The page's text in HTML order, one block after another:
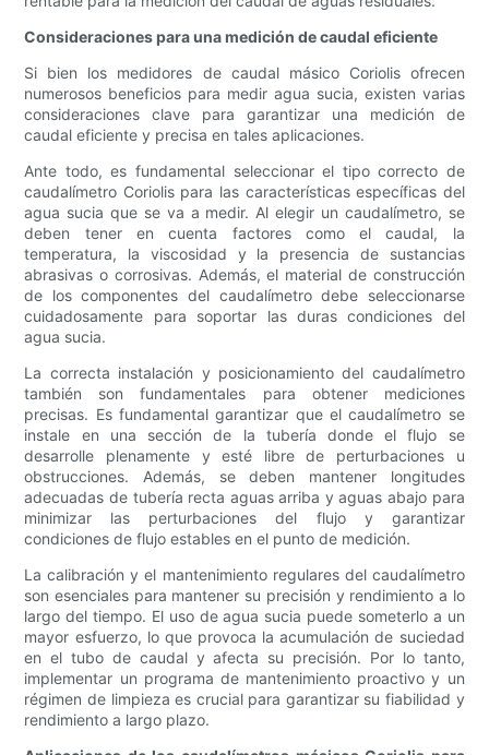
Consideraciones para una medición de caudal eficiente
Si bien los medidores de caudal másico Coriolis ofrecen
numerosos beneficios para medir agua sucia, existen varias
consideraciones clave para garantizar una medición de
caudal eficiente y precisa en tales aplicaciones.
Ante todo, es fundamental seleccionar el tipo correcto de
caudalímetro Coriolis para las características específicas del
agua sucia que se va a medir. Al elegir un caudalímetro, se
deben tener en cuenta factores como el caudal, la
temperatura, la viscosidad y la presencia de sustancias
abrasivas o corrosivas. Además, el material de construcción
de los componentes del caudalímetro debe seleccionarse
cuidadosamente para soportar las duras condiciones del
agua sucia.
La correcta instalación y posicionamiento del caudalímetro
también son fundamentales para obtener mediciones
precisas. Es fundamental garantizar que el caudalímetro se
instale en una sección de la tubería donde el flujo se
desarrolle plenamente y esté libre de perturbaciones u
obstrucciones. Además, se deben mantener longitudes
adecuadas de tubería recta aguas arriba y aguas abajo para
minimizar las perturbaciones del flujo y garantizar
condiciones de flujo estables en el punto de medición.
La calibración y el mantenimiento regulares del caudalímetro
son esenciales para mantener su precisión y rendimiento a lo
largo del tiempo. El uso de agua sucia puede someterlo a un
mayor esfuerzo, lo que provoca la acumulación de suciedad
en el tubo de caudal y afecta su precisión. Por lo tanto,
implementar un programa de mantenimiento proactivo y un
régimen de limpieza es crucial para garantizar su fiabilidad y
rendimiento a largo plazo.